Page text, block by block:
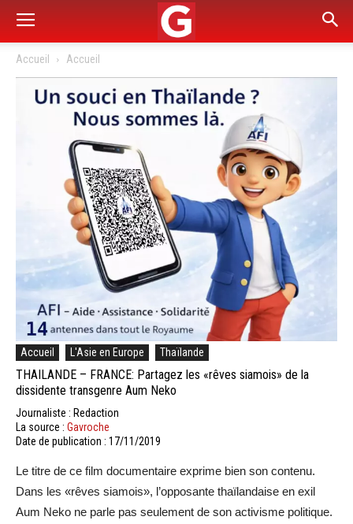
Accueil Accueil
Accueil L'Asie en Europe Thaïlande
THAILANDE – FRANCE: Partagez les «rêves siamois» de la
dissidente transgenre Aum Neko
Journaliste : Redaction
La source : Gavroche
Date de publication : 17/11/2019
Le titre de ce film documentaire exprime bien son contenu.
Dans les «rêves siamois», l’opposante thaïlandaise en exil
Aum Neko ne parle pas seulement de son activisme politique.